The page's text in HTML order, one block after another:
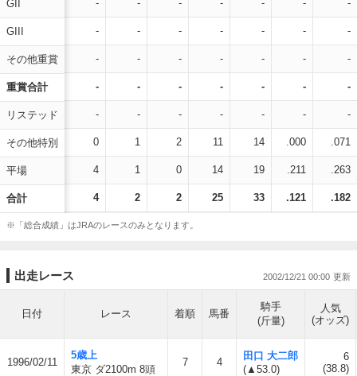
GII
GIII
その他重賞
重賞合計
リステッド
その他特別
平場
合計
- - - - - - -
- - - - - - -
- - - - - - -
- - - - - - -
- - - - - - -
0 1 2 11 14 .000 .071
4 1 0 14 19 .211 .263
4 2 2 25 33 .121 .182
※「総合成績」はJRAのレースのみとなります。
出走レース 2002/12/21 00:00
日付 レース 着順 馬番
騎手
(斤量)
人気
(オッズ)
1996/02/11
5歳上
東京 ダ2100m 8頭
7 4
田口 大二郎
(▲53.0)
6
(38.8)